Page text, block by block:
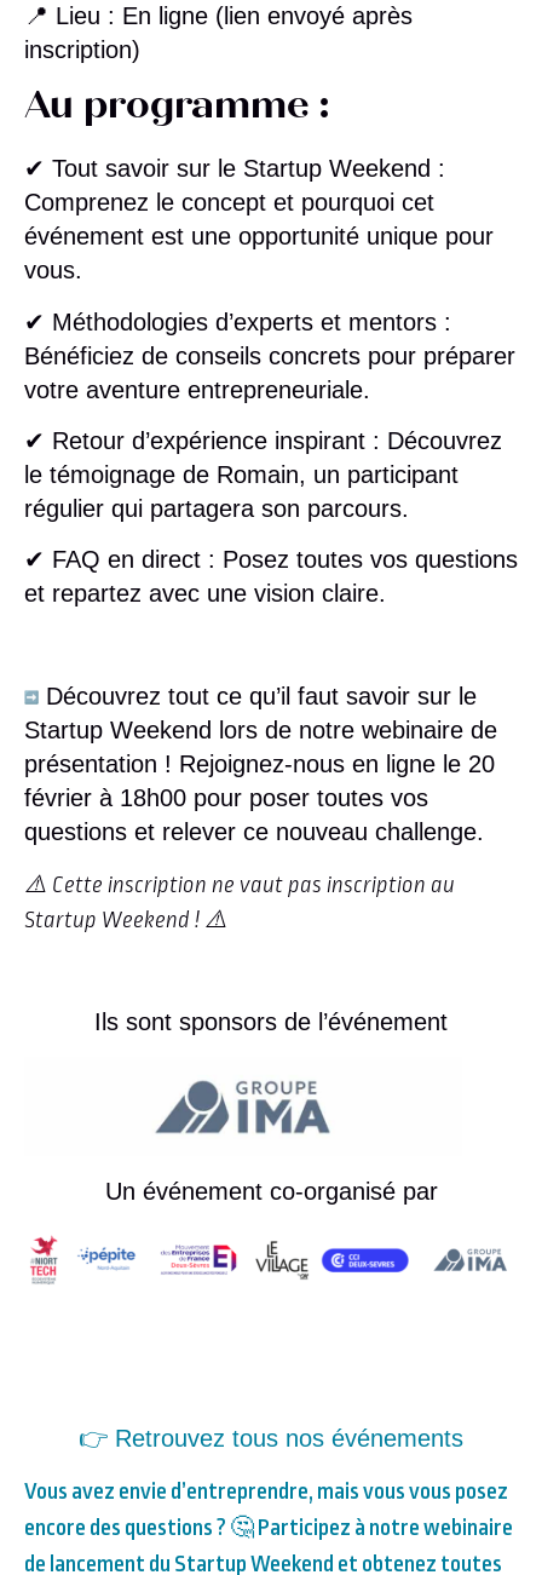
📍 Lieu : En ligne (lien envoyé après
inscription)
Au programme :
✔ Tout savoir sur le Startup Weekend :
Comprenez le concept et pourquoi cet
événement est une opportunité unique pour
vous.
✔ Méthodologies d’experts et mentors :
Bénéficiez de conseils concrets pour préparer
votre aventure entrepreneuriale.
✔ Retour d’expérience inspirant : Découvrez
le témoignage de Romain, un participant
régulier qui partagera son parcours.
✔ FAQ en direct : Posez toutes vos questions
et repartez avec une vision claire.
Découvrez tout ce qu’il faut savoir sur le
Startup Weekend lors de notre webinaire de
présentation ! Rejoignez-nous en ligne le 20
février à 18h00 pour poser toutes vos
questions et relever ce nouveau challenge.
⚠️ Cette inscription ne vaut pas inscription au
Startup Weekend ! ⚠️
Ils sont sponsors de l’événement
Un événement co-organisé par
👉 Retrouvez tous nos événements
Vous avez envie d’entreprendre, mais vous vous posez
encore des questions ? 🤔 Participez à notre webinaire
de lancement du Startup Weekend et obtenez toutes